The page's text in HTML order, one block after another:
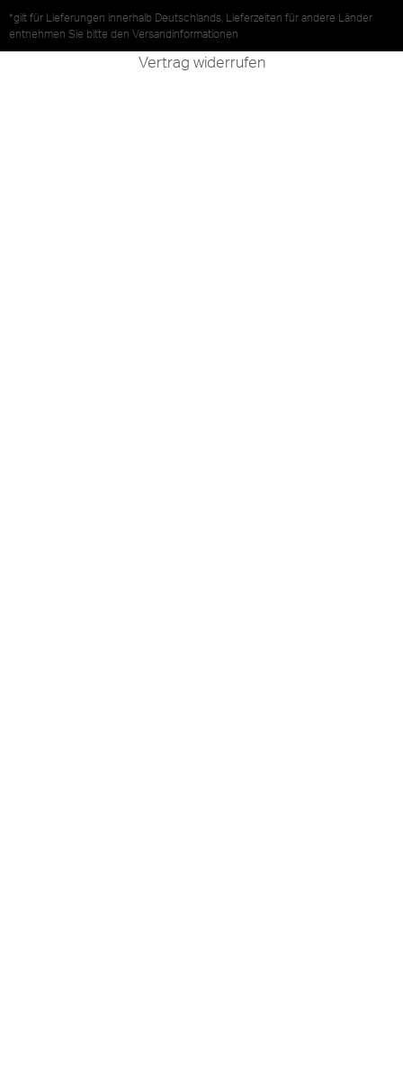
*gilt für Lieferungen innerhalb Deutschlands, Lieferzeiten für andere Länder
entnehmen Sie bitte den Versandinformationen
Vertrag widerrufen